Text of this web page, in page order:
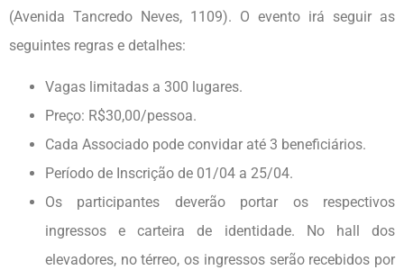
(Avenida Tancredo Neves, 1109). O evento irá seguir as
seguintes regras e detalhes:
Vagas limitadas a 300 lugares.
Preço: R$30,00/pessoa.
Cada Associado pode convidar até 3 beneficiários.
Período de Inscrição de 01/04 a 25/04.
Os participantes deverão portar os respectivos
ingressos e carteira de identidade. No hall dos
elevadores, no térreo, os ingressos serão recebidos por